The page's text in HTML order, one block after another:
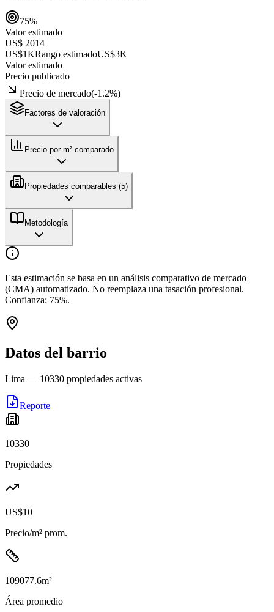
75%
Valor estimado
US$ 2014
US$1KRango estimadoUS$3K
Valor estimado
Precio publicado
Precio de mercado(-1.2%)
Factores de valoración
Precio por m² comparado
Propiedades comparables (5)
Metodología
Esta estimación se basa en un análisis comparativo de mercado
(CMA) automatizado. No reemplaza una tasación profesional.
Confianza: 75%.
Datos del barrio
Lima — 10330 propiedades activas
Reporte
10330
Propiedades
US$10
Precio/m² prom.
109077.6m²
Área promedio